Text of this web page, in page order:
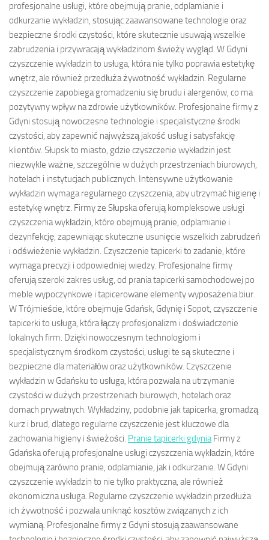
profesjonalne usługi, które obejmują pranie, odplamianie i
odkurzanie wykładzin, stosując zaawansowane technologie oraz
bezpieczne środki czystości, które skutecznie usuwają wszelkie
zabrudzenia i przywracają wykładzinom świeży wygląd. W Gdyni
czyszczenie wykładzin to usługa, która nie tylko poprawia estetykę
wnętrz, ale również przedłuża żywotność wykładzin. Regularne
czyszczenie zapobiega gromadzeniu się brudu i alergenów, co ma
pozytywny wpływ na zdrowie użytkowników. Profesjonalne firmy z
Gdyni stosują nowoczesne technologie i specjalistyczne środki
czystości, aby zapewnić najwyższą jakość usług i satysfakcję
klientów. Słupsk to miasto, gdzie czyszczenie wykładzin jest
niezwykle ważne, szczególnie w dużych przestrzeniach biurowych,
hotelach i instytucjach publicznych. Intensywne użytkowanie
wykładzin wymaga regularnego czyszczenia, aby utrzymać higienę i
estetykę wnętrz. Firmy ze Słupska oferują kompleksowe usługi
czyszczenia wykładzin, które obejmują pranie, odplamianie i
dezynfekcję, zapewniając skuteczne usunięcie wszelkich zabrudzeń
i odświeżenie wykładzin. Czyszczenie tapicerki to zadanie, które
wymaga precyzji i odpowiedniej wiedzy. Profesjonalne firmy
oferują szeroki zakres usług, od prania tapicerki samochodowej po
meble wypoczynkowe i tapicerowane elementy wyposażenia biur.
W Trójmieście, które obejmuje Gdańsk, Gdynię i Sopot, czyszczenie
tapicerki to usługa, która łączy profesjonalizm i doświadczenie
lokalnych firm. Dzięki nowoczesnym technologiom i
specjalistycznym środkom czystości, usługi te są skuteczne i
bezpieczne dla materiałów oraz użytkowników. Czyszczenie
wykładzin w Gdańsku to usługa, która pozwala na utrzymanie
czystości w dużych przestrzeniach biurowych, hotelach oraz
domach prywatnych. Wykładziny, podobnie jak tapicerka, gromadzą
kurz i brud, dlatego regularne czyszczenie jest kluczowe dla
zachowania higieny i świeżości. Pranie tapicerki gdyniaFirmy z
Gdańska oferują profesjonalne usługi czyszczenia wykładzin, które
obejmują zarówno pranie, odplamianie, jak i odkurzanie. W Gdyni
czyszczenie wykładzin to nie tylko praktyczna, ale również
ekonomiczna usługa. Regularne czyszczenie wykładzin przedłuża
ich żywotność i pozwala uniknąć kosztów związanych z ich
wymianą. Profesjonalne firmy z Gdyni stosują zaawansowane